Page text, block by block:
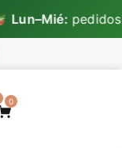
Lun–Mié:pedidos
0